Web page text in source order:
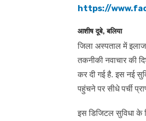
https://
आशीष दूबे, बलिया
जिला अस्पताल में
तकनीकी नवाचार की
कर दी गई है. इस नई
पहुंचने पर सीधे पर्ची
इस डिजिटल सुविधा के